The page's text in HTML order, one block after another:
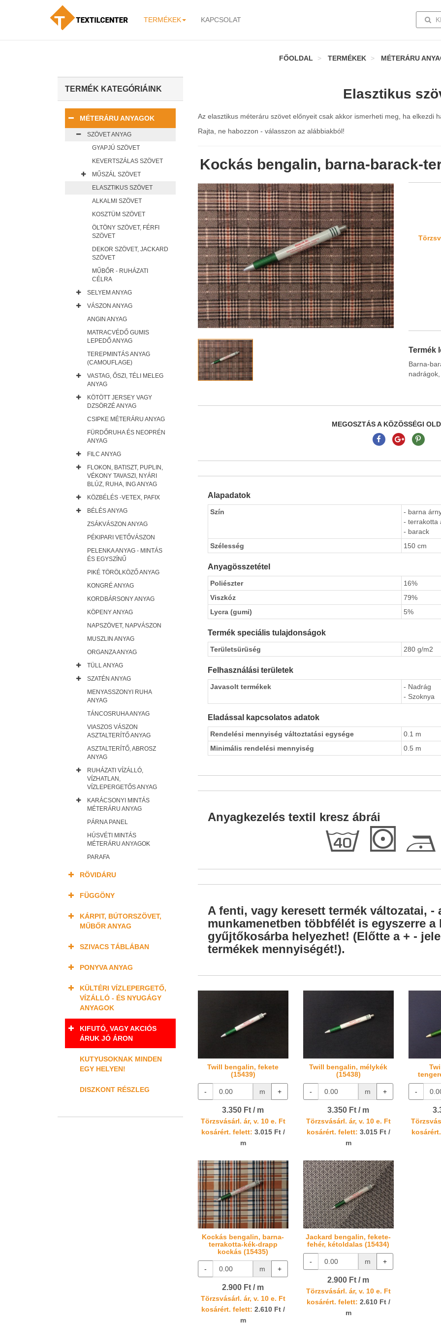
TERMÉKEK KAPCSOLAT
FŐOLDAL TERMÉKEK MÉTERÁRU
Elasztikus
Az elasztikus méteráru szövet előnyeit csak akkor ismerheti meg, ha elkezdi
Rajta, ne habozzon - válasszon az alábbiakból!
Kockás bengalin, barna-barack-
Termék
Barna-
MEGOSZTÁS A KÖZÖSSÉGI
Alapadatok
Szín
- barna
- terrakotta
- barack
Szélesség
150 cm
Anyagösszetétel
Poliészter
16%
Viszkóz
79%
Lycra (gumi)
5%
Termék speciális tulajdonságok
Területsürüség 280 g/m2
Felhasználási területek
Javasolt termékek
- Nadrág
- Szoknya
Eladással kapcsolatos adatok
Rendelési mennyiség változtatási egysége
0.1 m
Minimális rendelési mennyiség
0.5 m
Anyagkezelés textil kresz ábrái
h S D
A fenti, vagy keresett termék változatai,
munkamenetben többfélét is egyszerre
gyűjtőkosárba helyezhet! (Előtte a + -
termékek mennyiségét!).
Twill bengalin, fekete
(15439)
- m +
3.350 Ft / m
Törzsvásárl. ár, v. 10 e. Ft
kosárért. felett: 3.015 Ft /
m
Twill bengalin, mélykék
(15438)
- m +
3.350 Ft / m
Törzsvásárl. ár, v. 10 e. Ft
kosárért. felett: 3.015 Ft /
m
-
Kockás bengalin, barna-
terrakotta-kék-drapp
kockás (15435)
- m +
2.900 Ft / m
Törzsvásárl. ár, v. 10 e. Ft
kosárért. felett: 2.610 Ft /
m
Jackard bengalin, fekete-
fehér, kétoldalas (15434)
- m +
2.900 Ft / m
Törzsvásárl. ár, v. 10 e. Ft
kosárért. felett: 2.610 Ft /
m
TERMÉK KATEGÓRIÁINK
MÉTERÁRU ANYAGOK
SZÖVET ANYAG
GYAPJÚ SZÖVET
KEVERTSZÁLAS SZÖVET
MŰSZÁL SZÖVET
ELASZTIKUS SZÖVET
ALKALMI SZÖVET
KOSZTÜM SZÖVET
ÖLTÖNY SZÖVET, FÉRFI
SZÖVET
DEKOR SZÖVET, JACKARD
SZÖVET
MŰBŐR - RUHÁZATI
CÉLRA
SELYEM ANYAG
VÁSZON ANYAG
ANGIN ANYAG
MATRACVÉDŐ GUMIS
LEPEDŐ ANYAG
TEREPMINTÁS ANYAG
(CAMOUFLAGE)
VASTAG, ŐSZI, TÉLI MELEG
ANYAG
KÖTÖTT JERSEY VAGY
DZSÖRZÉ ANYAG
CSIPKE MÉTERÁRU ANYAG
FÜRDŐRUHA ÉS NEOPRÉN
ANYAG
FILC ANYAG
FLOKON, BATISZT, PUPLIN,
VÉKONY TAVASZI, NYÁRI
BLÚZ, RUHA, ING ANYAG
KÖZBÉLÉS -VETEX, PAFIX
BÉLÉS ANYAG
ZSÁKVÁSZON ANYAG
PÉKIPARI VETŐVÁSZON
PELENKA ANYAG - MINTÁS
ÉS EGYSZÍNŰ
PIKÉ TÖRÖLKÖZŐ ANYAG
KONGRÉ ANYAG
KORDBÁRSONY ANYAG
KÖPENY ANYAG
NAPSZÖVET, NAPVÁSZON
MUSZLIN ANYAG
ORGANZA ANYAG
TÜLL ANYAG
SZATÉN ANYAG
MENYASSZONYI RUHA
ANYAG
TÁNCOSRUHA ANYAG
VIASZOS VÁSZON
ASZTALTERÍTŐ ANYAG
ASZTALTERÍTŐ, ABROSZ
ANYAG
RUHÁZATI VÍZÁLLÓ,
VÍZHATLAN,
VÍZLEPERGETŐS ANYAG
KARÁCSONYI MINTÁS
MÉTERÁRU ANYAG
PÁRNA PANEL
HÚSVÉTI MINTÁS
MÉTERÁRU ANYAGOK
PARAFA
RÖVIDÁRU
FÜGGÖNY
KÁRPIT, BÚTORSZÖVET,
MŰBŐR ANYAG
SZIVACS TÁBLÁBAN
PONYVA ANYAG
KÜLTÉRI VÍZLEPERGETŐ,
VÍZÁLLÓ - ÉS NYUGÁGY
ANYAGOK
KIFUTÓ, VAGY AKCIÓS
ÁRUK JÓ ÁRON
KUTYUSOKNAK MINDEN
EGY HELYEN!
DISZKONT RÉSZLEG